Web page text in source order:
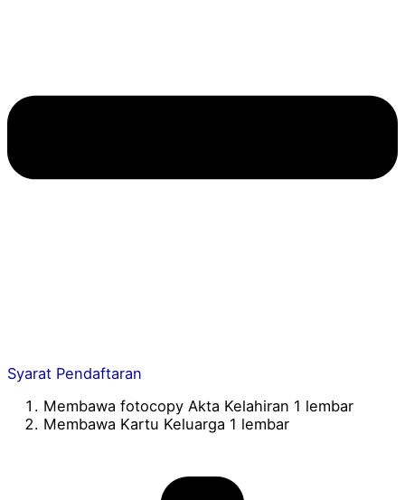
Syarat Pendaftaran
Membawa fotocopy Akta Kelahiran 1 lembar
Membawa Kartu Keluarga 1 lembar